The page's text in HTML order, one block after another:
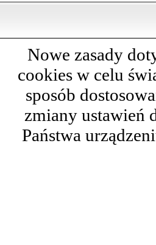
Nowe zasady
cookies w celu
sposób
zmiany ustawień
Państwa